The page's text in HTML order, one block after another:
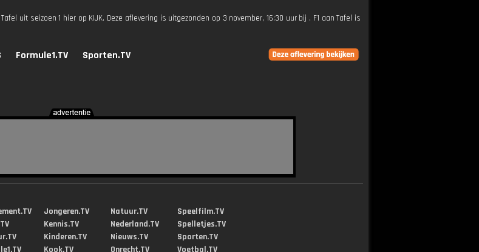
uit seizoen 1 hier op KIJK. Deze aflevering is uitgezonden op 3 november, 16:30 uur bij . F1 aan Tafel is
Formule1.TV Sporten.TV
Jongeren.TV
Kennis.TV
Kinderen.TV
Kook.TV
Natuur.TV
Nederland.TV
Nieuws.TV
Onrecht.TV
Speelfilm.TV
Spelletjes.TV
Sporten.TV
Voetbal.TV